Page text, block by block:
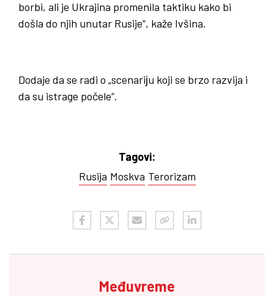
borbi, ali je Ukrajina promenila taktiku kako bi
došla do njih unutar Rusije“, kaže Ivšina.
Dodaje da se radi o „scenariјu koji se brzo razvija i
da su istrage počele“.
Tagovi:
Rusija Moskva Terorizam
Međuvreme